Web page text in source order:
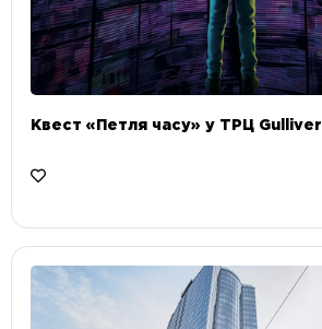
Квест «Петля часу» у ТРЦ Gulliver